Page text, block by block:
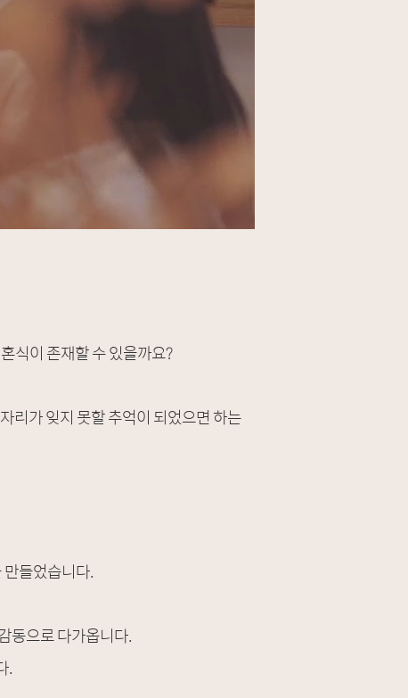
식이 존재할 수 있을까요?
리가 잊지 못할 추억이 되었으면 하는
들었습니다.
동으로 다가옵니다.
.